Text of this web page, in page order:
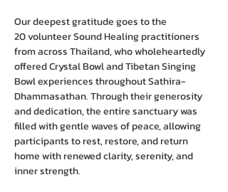
Our deepest gratitude goes to the
20 volunteer Sound Healing practitioners
from across Thailand, who wholeheartedly
offered Crystal Bowl and Tibetan Singing
Bowl experiences throughout Sathira-
Dhammasathan. Through their generosity
and dedication, the entire sanctuary was
filled with gentle waves of peace, allowing
participants to rest, restore, and return
home with renewed clarity, serenity, and
inner strength.